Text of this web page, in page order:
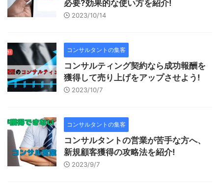
必要?効果的な使い方を紹介!
2023/10/14
コンサルタントの集客
コンサルティング契約なら成功報酬を
獲得して売り上げをアップさせよう!
2023/10/7
コンサルタントの集客
コンサルタントの営業が苦手な方へ、
新規顧客獲得の攻略法を紹介!
2023/9/7